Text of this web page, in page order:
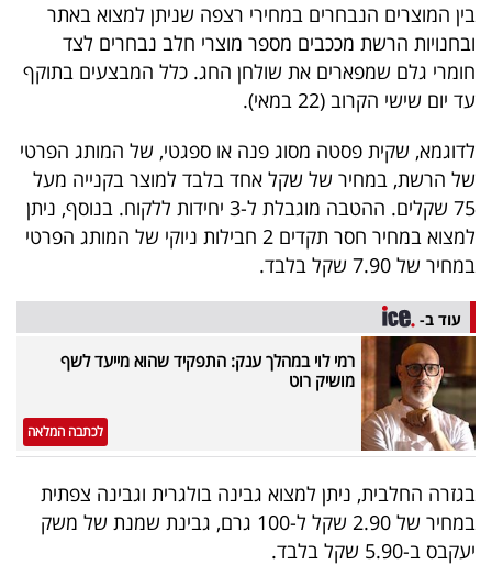
40
UNDER
40
שיתופי
פעולה
דרושים
ניוזלטרים
מייל
אדום
בין המוצרים הנבחרים במחירי רצפה שניתן למצוא באתר
ובחנויות הרשת מככבים מספר מוצרי חלב נבחרים לצד
חומרי גלם שמפארים את שולחן החג. כלל המבצעים בתוקף
עד יום שישי הקרוב (22 במאי).
לדוגמא, שקית פסטה מסוג פנה או ספגטי, של המותג הפרטי
של הרשת, במחיר של שקל אחד בלבד למוצר בקנייה מעל
75 שקלים. ההטבה מוגבלת ל-3 יחידות ללקוח. בנוסף, ניתן
למצוא במחיר חסר תקדים 2 חבילות ניוקי של המותג הפרטי
במחיר של 7.90 שקל בלבד.
עוד ב-
רמי לוי במהלך ענק: התפקיד שהוא מייעד לשף
מושיק רוט
לכתבה המלאה
בגזרה החלבית, ניתן למצוא גבינה בולגרית וגבינה צפתית
במחיר של 2.90 שקל ל-100 גרם, גבינת שמנת של משק
יעקבס ב-5.90 שקל בלבד.